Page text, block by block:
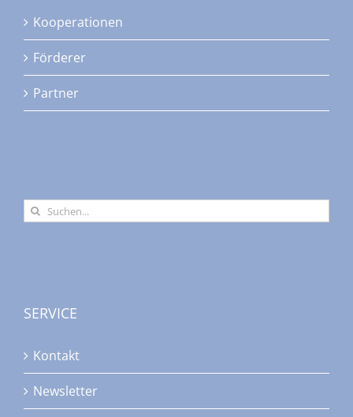
Kooperationen
Förderer
Partner
Suche
nach:
SERVICE
Kontakt
Newsletter